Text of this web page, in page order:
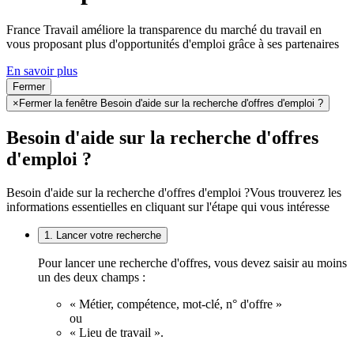
France Travail améliore la transparence du marché du travail en
vous proposant plus d'opportunités d'emploi grâce à ses partenaires
En savoir plus
Fermer
× Fermer la fenêtre Besoin d'aide sur la recherche d'offres d'emploi ?
Besoin d'aide sur la recherche d'offres
d'emploi ?
Besoin d'aide sur la recherche d'offres d'emploi ?Vous trouverez les
informations essentielles en cliquant sur l'étape qui vous intéresse
1. Lancer votre recherche
Pour lancer une recherche d'offres, vous devez saisir au moins
un des deux champs :
« Métier, compétence, mot-clé, n° d'offre »
ou
« Lieu de travail ».